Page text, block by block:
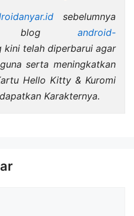
sebelumnya
blog android-
kini telah diperbarui agar
serta meningkatkan
Hello Kitty & Kuromi
Karakternya.